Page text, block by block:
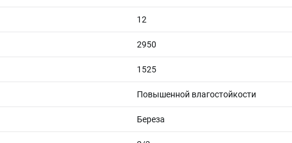
12
2950
1525
Повышенной влагостойкости
Береза